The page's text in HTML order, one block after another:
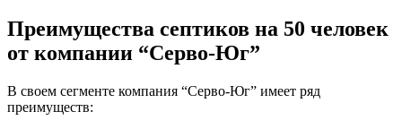
Преимущества септиков на 50 человек
от компании “Серво-Юг”
В своем сегменте компания “Серво-Юг” имеет ряд
преимуществ: